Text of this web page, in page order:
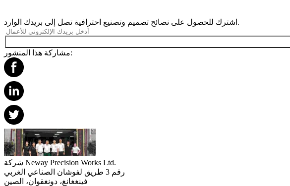
اشترك للحصول على نصائح تصميم وتصنيع احترافية تصل إلى بريدك الوارد.
مشاركة هذا المنشور:
شركة Neway Precision Works Ltd.
رقم 3 طريق لفوشان الصناعي الغربي
فينغغانغ، دونغقوان، الصين